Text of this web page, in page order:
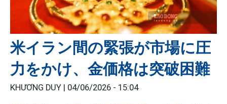
米イラン間の緊張が市場に圧
力をかけ、金価格は突破困難
KHƯƠNG DUY | 04/06/2026 - 15:04